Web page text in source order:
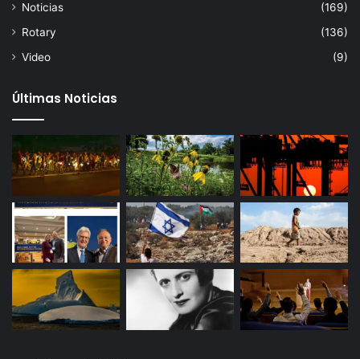
Noticias
(169)
Rotary
(136)
Video
(9)
Últimas Noticias